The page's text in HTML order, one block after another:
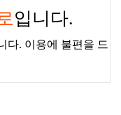
입니다.
다. 이용에 불편을 드